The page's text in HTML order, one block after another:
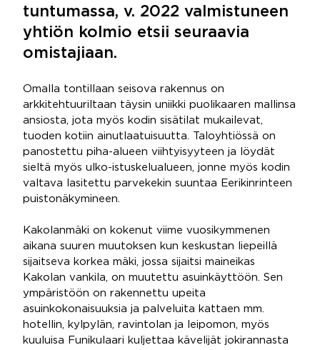
tuntumassa, v. 2022 valmistuneen
yhtiön kolmio etsii seuraavia
omistajiaan.
Omalla tontillaan seisova rakennus on
arkkitehtuuriltaan täysin uniikki puolikaaren mallinsa
ansiosta, jota myös kodin sisätilat mukailevat,
tuoden kotiin ainutlaatuisuutta. Taloyhtiössä on
panostettu piha-alueen viihtyisyyteen ja löydät
sieltä myös ulko-istuskelualueen, jonne myös kodin
valtava lasitettu parvekekin suuntaa Eerikinrinteen
puistonäkymineen.
Kakolanmäki on kokenut viime vuosikymmenen
aikana suuren muutoksen kun keskustan liepeillä
sijaitseva korkea mäki, jossa sijaitsi maineikas
Kakolan vankila, on muutettu asuinkäyttöön. Sen
ympäristöön on rakennettu upeita
asuinkokonaisuuksia ja palveluita kattaen mm.
hotellin, kylpylän, ravintolan ja leipomon, myös
kuuluisa Funikulaari kuljettaa kävelijät jokirannasta